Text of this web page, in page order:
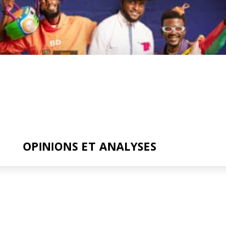
OPINIONS ET ANALYSES